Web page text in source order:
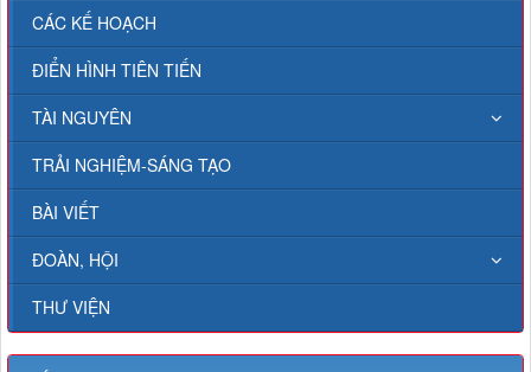
CÁC KẾ HOẠCH
ĐIỂN HÌNH TIÊN TIẾN
TÀI NGUYÊN
TRẢI NGHIỆM-SÁNG TẠO
BÀI VIẾT
ĐOÀN, HỘI
THƯ VIỆN